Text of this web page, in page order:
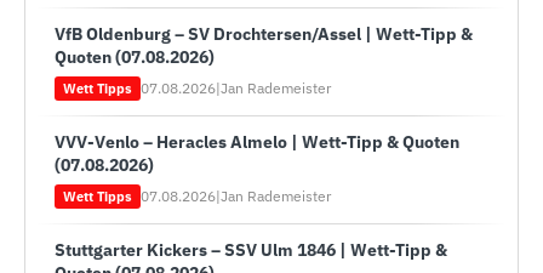
VfB Oldenburg – SV Drochtersen/Assel | Wett-Tipp &
Quoten (07.08.2026)
Wett Tipps 07.08.2026|Jan Rademeister
VVV-Venlo – Heracles Almelo | Wett-Tipp & Quoten
(07.08.2026)
Wett Tipps 07.08.2026|Jan Rademeister
Stuttgarter Kickers – SSV Ulm 1846 | Wett-Tipp &